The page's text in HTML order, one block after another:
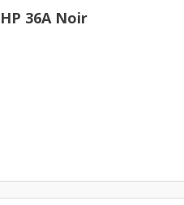
36A Noir